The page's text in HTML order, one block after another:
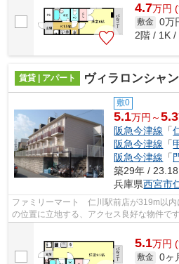
4.7万円
敷金 0万
2階 / 1K /
賃貸 | アパート ヴィラロンシャン
敷0
5.1万円～5.3
阪急今津線 「
阪急今津線 「
阪急今津線 「
築29年 / 23.18
兵庫県西宮市
ファミリーマート 仁川駅前店が319m以内
の位置に立地する、アクセス良好な物件で
5.1万円
敷金 0ヶ